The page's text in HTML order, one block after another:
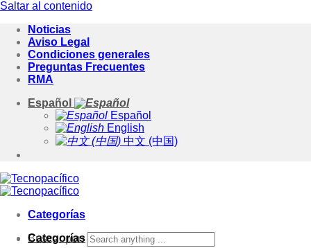
Saltar al contenido
Noticias
Aviso Legal
Condiciones generales
Preguntas Frecuentes
RMA
Español
Español
English
中文 (中国)
Categorías
Buscar por:
Categorías